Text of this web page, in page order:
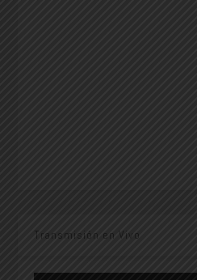
Transmisión en Vivo